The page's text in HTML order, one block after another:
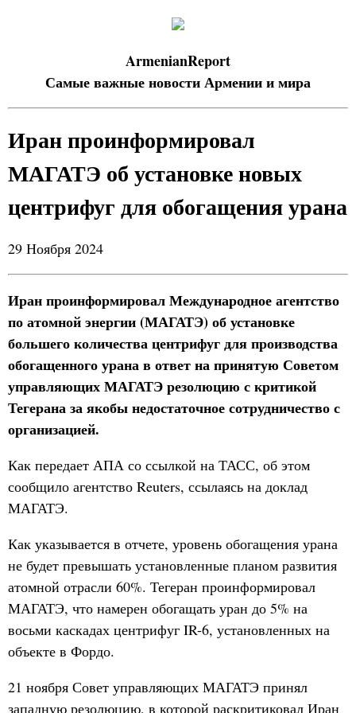
ArmenianReport
Самые важные новости Армении и мира
Иран проинформировал
МАГАТЭ об установке новых
центрифуг для обогащения урана
29 Ноября 2024
Иран проинформировал Международное агентство
по атомной энергии (МАГАТЭ) об установке
большего количества центрифуг для производства
обогащенного урана в ответ на принятую Советом
управляющих МАГАТЭ резолюцию с критикой
Тегерана за якобы недостаточное сотрудничество с
организацией.
Как передает АПА со ссылкой на ТАСС, об этом
сообщило агентство Reuters, ссылаясь на доклад
МАГАТЭ.
Как указывается в отчете, уровень обогащения урана
не будет превышать установленные планом развития
атомной отрасли 60%. Тегеран проинформировал
МАГАТЭ, что намерен обогащать уран до 5% на
восьми каскадах центрифуг IR-6, установленных на
объекте в Фордо.
21 ноября Совет управляющих МАГАТЭ принял
западную резолюцию, в которой раскритиковал Иран